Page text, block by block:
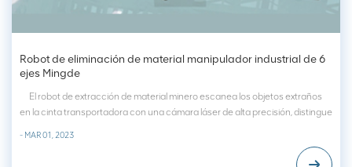
Robot de eliminación de material manipulador industrial de 6
ejes Mingde
El robot de extracción de material minero escanea los objetos extraños
en la cinta transportadora con una cámara láser de alta precisión, distingue
- MAR 01, 2023